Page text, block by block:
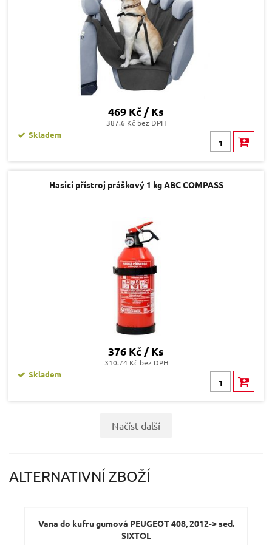
469 Kč / Ks
387.6 Kč bez DPH
Skladem
Hasicí přístroj práškový 1 kg ABC COMPASS
376 Kč / Ks
310.74 Kč bez DPH
Skladem
Načíst další
ALTERNATIVNÍ ZBOŽÍ
Vana do kufru gumová PEUGEOT 408, 2012-> sed.
SIXTOL